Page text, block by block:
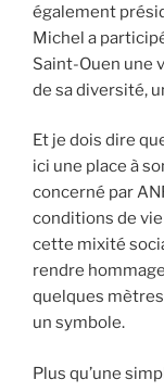
également
Michel a
Saint-Ouen une
de sa diversité,
Et je dois dire
ici une place à
concerné par
conditions de
cette mixité
rendre
quelques
un symbole.
Plus qu’une